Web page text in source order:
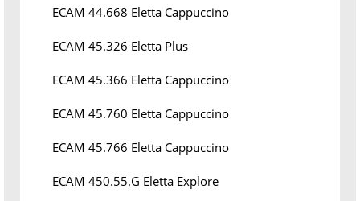
ECAM 44.668 Eletta Cappuccino
ECAM 45.326 Eletta Plus
ECAM 45.366 Eletta Cappuccino
ECAM 45.760 Eletta Cappuccino
ECAM 45.766 Eletta Cappuccino
ECAM 450.55.G Eletta Explore